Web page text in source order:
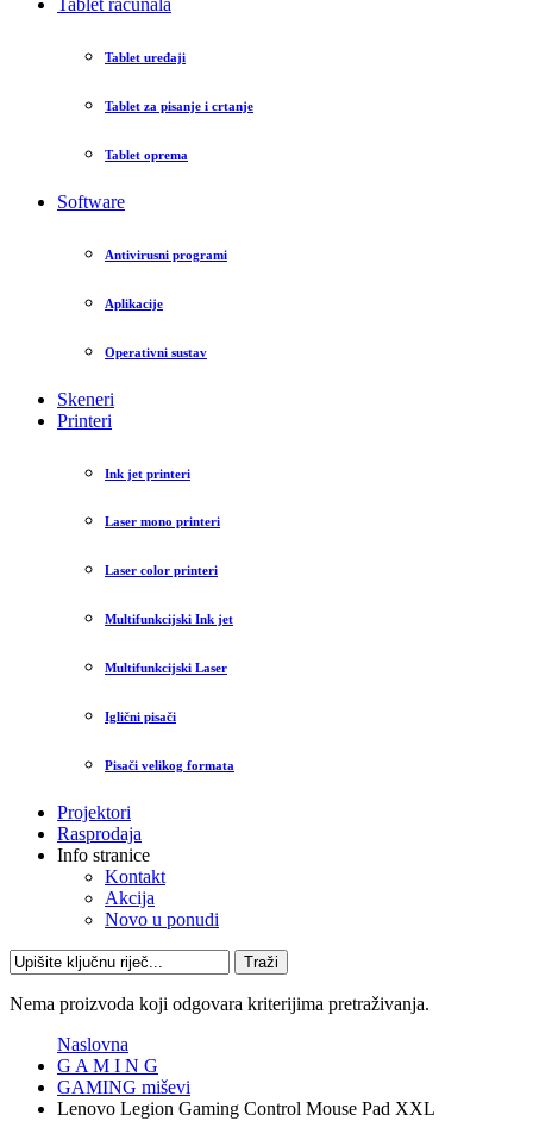
Tablet uređaji
Tablet za pisanje i crtanje
Tablet oprema
Software
Antivirusni programi
Aplikacije
Operativni sustav
Skeneri
Printeri
Ink jet printeri
Laser mono printeri
Laser color printeri
Multifunkcijski Ink jet
Multifunkcijski Laser
Iglični pisači
Pisači velikog formata
Projektori
Rasprodaja
Info stranice
Kontakt
Akcija
Novo u ponudi
Traži
Nema proizvoda koji odgovara kriterijima pretraživanja.
Naslovna
G A M I N G
GAMING miševi
Lenovo Legion Gaming Control Mouse Pad XXL